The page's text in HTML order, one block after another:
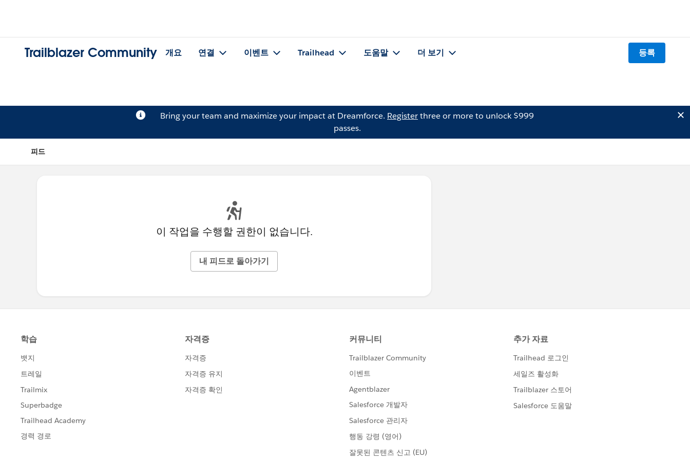
Trailblazer Community 개요 연결 이벤트 Trailhead 도움말 더 보기 등록
Bring your team and maximize your impact at Dreamforce. Registerthree or more to unlock $999
passes.
피드
이 작업을 수행할 권한이 없습니다.
내 피드로 돌아가기